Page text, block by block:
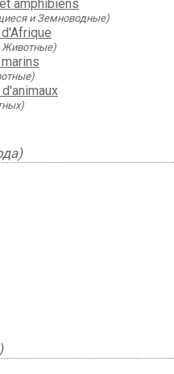
amphibiens
и Земноводные)
Животные)